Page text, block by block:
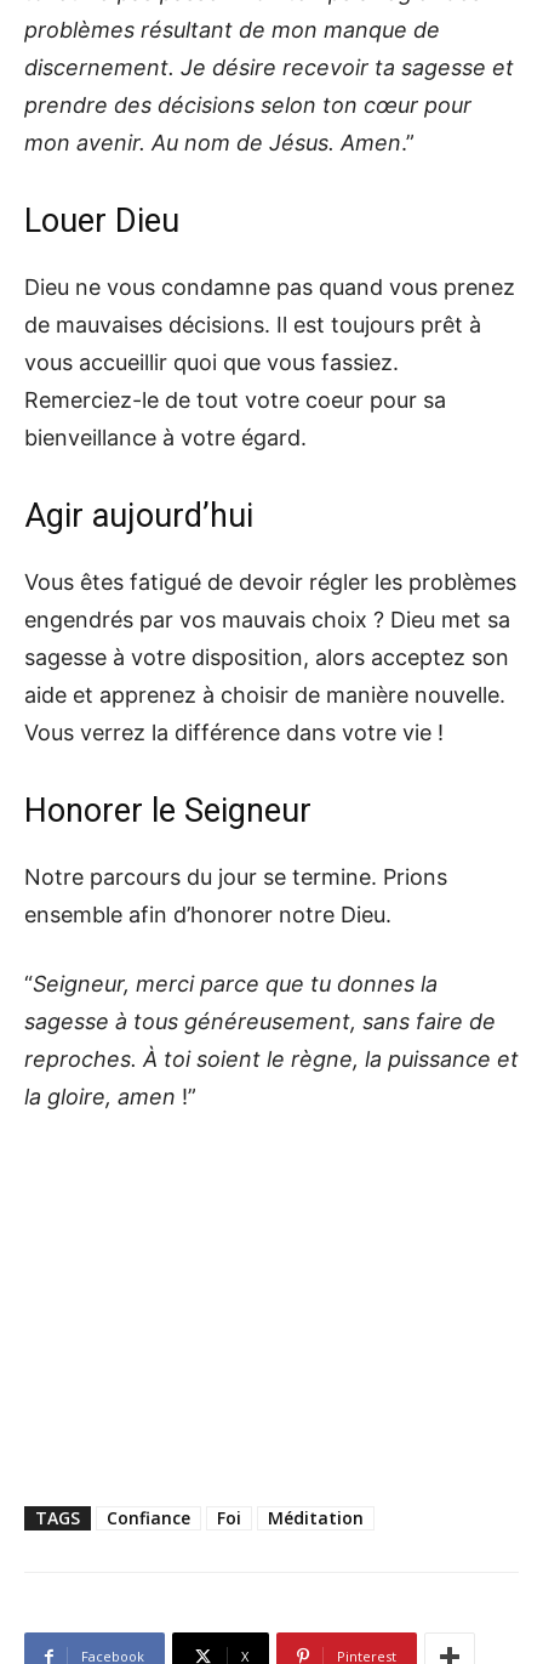
problèmes résultant de mon manque de
discernement. Je désire recevoir ta sagesse et
prendre des décisions selon ton cœur pour
mon avenir. Au nom de Jésus. Amen.”
Louer Dieu
Dieu ne vous condamne pas quand vous prenez
de mauvaises décisions. Il est toujours prêt à
vous accueillir quoi que vous fassiez.
Remerciez-le de tout votre coeur pour sa
bienveillance à votre égard.
Agir aujourd’hui
Vous êtes fatigué de devoir régler les problèmes
engendrés par vos mauvais choix ? Dieu met sa
sagesse à votre disposition, alors acceptez son
aide et apprenez à choisir de manière nouvelle.
Vous verrez la différence dans votre vie !
Honorer le Seigneur
Notre parcours du jour se termine. Prions
ensemble afin d’honorer notre Dieu.
“Seigneur, merci parce que tu donnes la
sagesse à tous généreusement, sans faire de
reproches.À toi soient le règne, la puissance et
la gloire, amen !”
TAGS Confiance Foi Méditation
Facebook X Pinterest